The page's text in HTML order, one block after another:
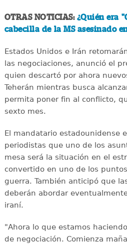
OTRAS NOTICIAS: ¿Quién era
cabecilla de la MS asesinado
Estados Unidos e Irán
las negociaciones, anunció el
quien descartó por ahora
Teherán mientras busca
permita poner fin al conflicto,
sexto mes.
El mandatario estadounidense
periodistas que uno de los
mesa será la situación en el
convertido en uno de los
guerra. También anticipó que
deberán abordar
iraní.
"Ahora lo que estamos
de negociación. Comienza